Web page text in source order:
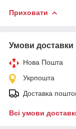
Приховати
Умови доставки
Нова Пошта
Укрпошта
Доставка
Всі умови